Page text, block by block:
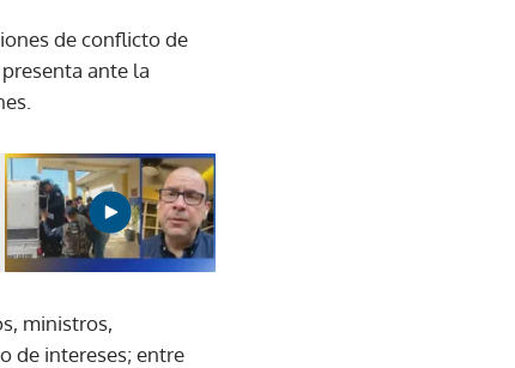
de conflicto de
ante la
ministros,
de intereses; entre